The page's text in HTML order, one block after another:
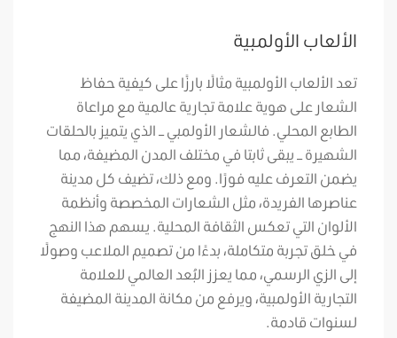
الألعاب الأولمبية
تعد الألعاب الأولمبية مثالًا بارزًا على كيفية حفاظ
الشعار على هوية علامة تجارية عالمية مع مراعاة
الطابع المحلي. فالشعار الأولمبي – الذي يتميز بالحلقات
الشهيرة – يبقى ثابتا في مختلف المدن المضيفة، مما
يضمن التعرف عليه فورًا. ومع ذلك، تضيف كل مدينة
عناصرها الفريدة، مثل الشعارات المخصصة وأنظمة
الألوان التي تعكس الثقافة المحلية. يسهم هذا النهج
في خلق تجربة متكاملة، بدءًا من تصميم الملاعب وصولًا
إلى الزي الرسمي، مما يعزز البُعد العالمي للعلامة
التجارية الأولمبية، ويرفع من مكانة المدينة المضيفة
لسنوات قادمة.